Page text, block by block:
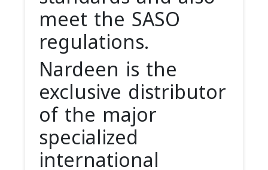
meet the SASO
regulations.
Nardeen is the
exclusive distributor
of the major
specialized
international